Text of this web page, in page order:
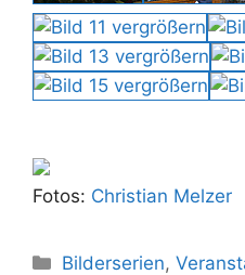
Fotos: Christian Melzer
Kategorien
Bilderserien,